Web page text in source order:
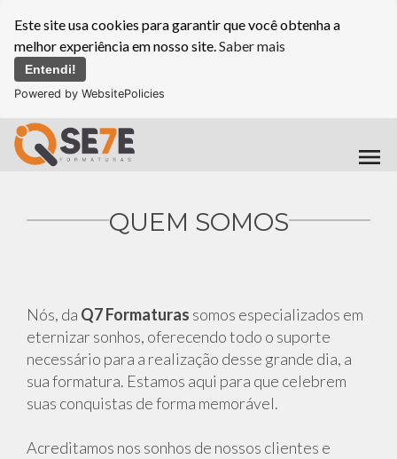
Este site usa cookies para garantir que você obtenha a
melhor experiência em nosso site.Saber mais
Entendi!
Powered by WebsitePolicies
menu
QUEM SOMOS
Nós, da Q7 Formaturas somos especializados em
eternizar sonhos, oferecendo todo o suporte
necessário para a realização desse grande dia, a
sua formatura. Estamos aqui para que celebrem
suas conquistas de forma memorável.
Acreditamos nos sonhos de nossos clientes e